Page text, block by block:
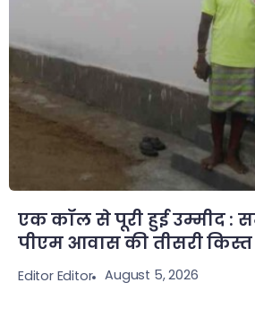
एक कॉल से पूरी हुई उम्मीद :
पीएम आवास की तीसरी किस्त
Editor Editor August 5, 2026